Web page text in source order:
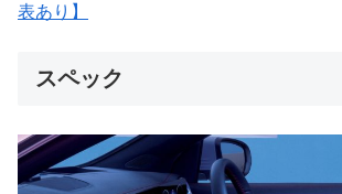
表あり】
スペック